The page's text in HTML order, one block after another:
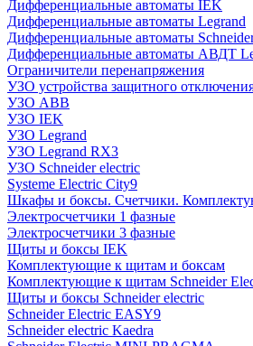
Дифференциальные автоматы IEK
Дифференциальные автоматы Legrand
Дифференциальные автоматы
Дифференциальные автоматы АВДТ
Ограничители перенапряжения
УЗО устройства защитного
УЗО ABB
УЗО IEK
УЗО Legrand
УЗО Legrand RX3
УЗО Schneider electric
Systeme Electric City9
Шкафы и боксы. Счетчики.
Электросчетчики 1 фазные
Электросчетчики 3 фазные
Щиты и боксы IEK
Комплектующие к щитам и боксам
Комплектующие к щитам Schneider
Щиты и боксы Schneider electric
Schneider Electric EASY9
Schneider electric Kaedra